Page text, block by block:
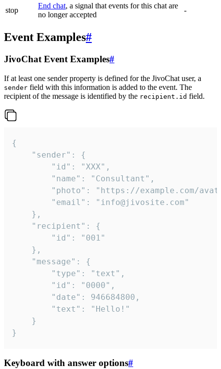
stop
End chat, a signal that events for this chat are
no longer accepted
-
Event Examples#
JivoChat Event Examples#
If at least one sender property is defined for the JivoChat user, a
sender field with this information is added to the event. The
recipient of the message is identified by the recipient.id field.
{
}
Keyboard with answer options#